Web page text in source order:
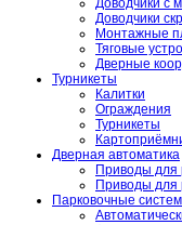
Доводчики с
Доводчики
Монтажные
Тяговые
Дверные
Турникеты
Калитки
Ограждения
Турникеты
Дверная автоматика
Приводы для
Приводы для
Парковочные